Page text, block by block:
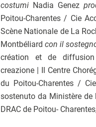
costumi Nadia Genez
Poitou-Charentes / Cie
Scène Nationale de La
Montbéliardcon il
création et de
creazione | Il Centre
du Poitou-Charentes /
sostenuto da Ministère
DRAC de Poitou-